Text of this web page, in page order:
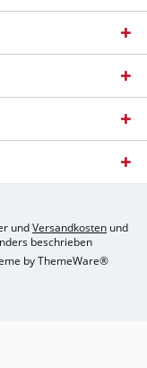
undVersandkosten und
beschrieben
byThemeWare®